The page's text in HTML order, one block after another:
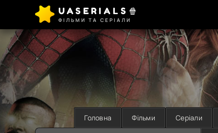
UASERIALS🍿
ФІЛЬМИ ТА СЕРІАЛИ
Головна Фільми Серіали